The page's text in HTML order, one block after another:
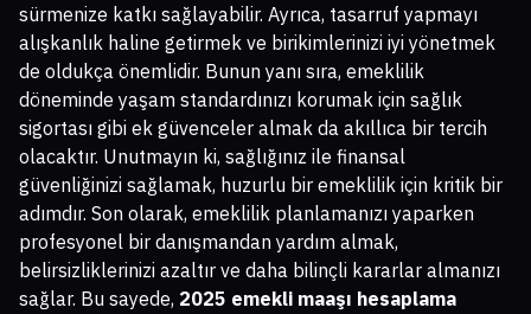
sürmenize katkı sağlayabilir. Ayrıca, tasarruf yapmayı
alışkanlık haline getirmek ve birikimlerinizi iyi yönetmek
de oldukça önemlidir. Bunun yanı sıra, emeklilik
döneminde yaşam standardınızı korumak için sağlık
sigortası gibi ek güvenceler almak da akıllıca bir tercih
olacaktır. Unutmayın ki, sağlığınız ile finansal
güvenliğinizi sağlamak, huzurlu bir emeklilik için kritik bir
adımdır. Son olarak, emeklilik planlamanızı yaparken
profesyonel bir danışmandan yardım almak,
belirsizliklerinizi azaltır ve daha bilinçli kararlar almanızı
sağlar. Bu sayede, 2025 emekli maaşı hesaplama